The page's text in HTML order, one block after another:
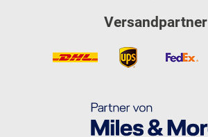
Versandpartner